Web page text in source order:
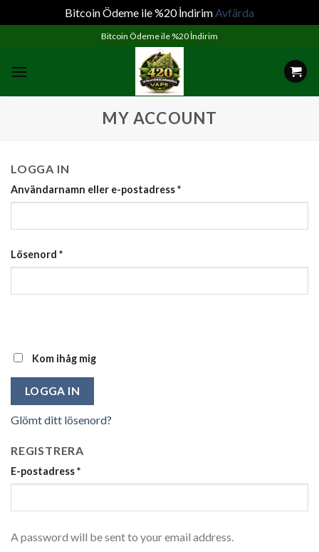
Bitcoin Ödeme ile %20 İndirimAvfärda
content
Bitcoin Ödeme ile %20 İndirim
MY ACCOUNT
LOGGA IN
Användarnamn eller e-postadress*
Lösenord *
Kom ihåg mig
LOGGA IN
Glömt ditt lösenord?
REGISTRERA
E-postadress*
A password will be sent to your email address.